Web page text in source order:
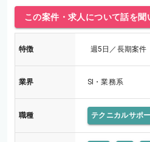
この案件・求人について話を聞
特徴 週5日／長期案件
業界 SI・業務系
職種 テクニカルサポ